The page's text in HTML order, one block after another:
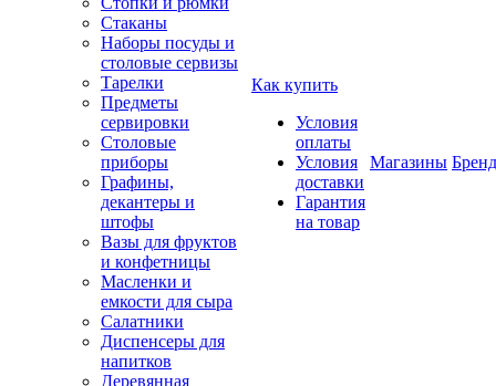
Стаканы
Наборы посуды и
столовые сервизы
Тарелки
Предметы
сервировки
Столовые
приборы
Графины,
декантеры и
штофы
Вазы для фруктов
и конфетницы
Масленки и
емкости для сыра
Салатники
Диспенсеры для
напитков
Деревянная
Как купить
Условия
оплаты
Условия
доставки
Гарантия
на товар
Магазины